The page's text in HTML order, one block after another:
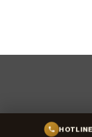
HOTLINE